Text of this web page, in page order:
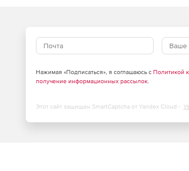
Нажимая «Подписаться», я соглашаюсь с Политикой
получение информационных рассылок.
Этот сайт защищен SmartCaptcha от Yandex Cloud -